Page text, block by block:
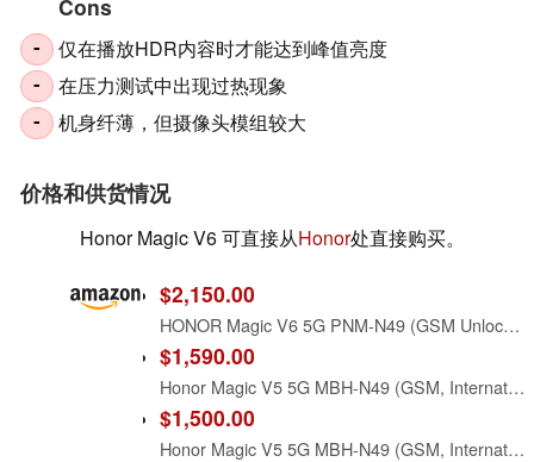
Cons
- 仅在播放HDR内容时才能达到峰值亮度
- 在压力测试中出现过热现象
- 机身纤薄，但摄像头模组较大
价格和供货情况
Honor Magic V6 可直接从Honor处直接购买。
$2,150.00
HONOR Magic V6 5G PNM-N49 (GSM Unlocked, International Version) 512GB Storage 16GB RAM Factory Unlocked Android 16 Foldable Smartphone (White)
$1,590.00
​​H​onor Magic V​5 5G ​​MBH-N49​ (​GSM​, International Version)​ ​Folding Screen | 512GB​ Storage 1​6GB ​RAM Dual-SIM ​Factory ​Unlocked Android 1​5 ​Smartphone (​Black)
$1,500.00
​​H​onor Magic V​5 5G ​​MBH-N49​ (​GSM​, International Version)​ ​Folding Screen | 512GB​ Storage 1​6GB ​RAM Dual-SIM ​Factory ​Unlocked Android 1​5 ​Smartphone (​Dawn Gold)